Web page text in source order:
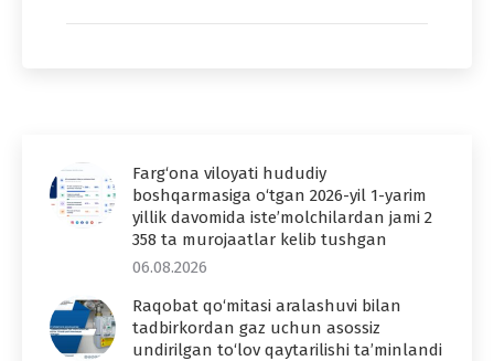
Farg‘ona viloyati hududiy
boshqarmasiga o‘tgan 2026-yil 1-yarim
yillik davomida iste’molchilardan jami 2
358 ta murojaatlar kelib tushgan
06.08.2026
Raqobat qo‘mitasi aralashuvi bilan
tadbirkordan gaz uchun asossiz
undirilgan to‘lov qaytarilishi ta’minlandi